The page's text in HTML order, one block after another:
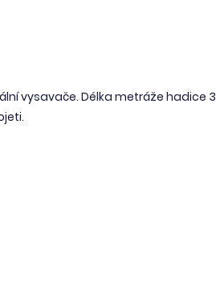
vysavače. Délka metráže hadice